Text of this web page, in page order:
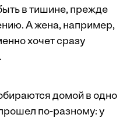
в тишине, прежде
А жена, например,
хочет сразу
домой в одно
по-разному: у